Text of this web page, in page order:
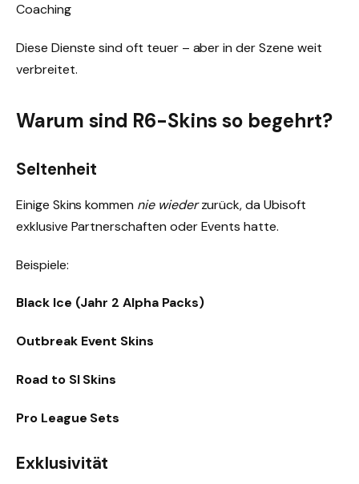
Coaching
Diese Dienste sind oft teuer – aber in der Szene weit
verbreitet.
Warum sind R6-Skins so begehrt?
Seltenheit
Einige Skins kommen nie wiederzurück, da Ubisoft
exklusive Partnerschaften oder Events hatte.
Beispiele:
Black Ice (Jahr 2 Alpha Packs)
Outbreak Event Skins
Road to SI Skins
Pro League Sets
Exklusivität